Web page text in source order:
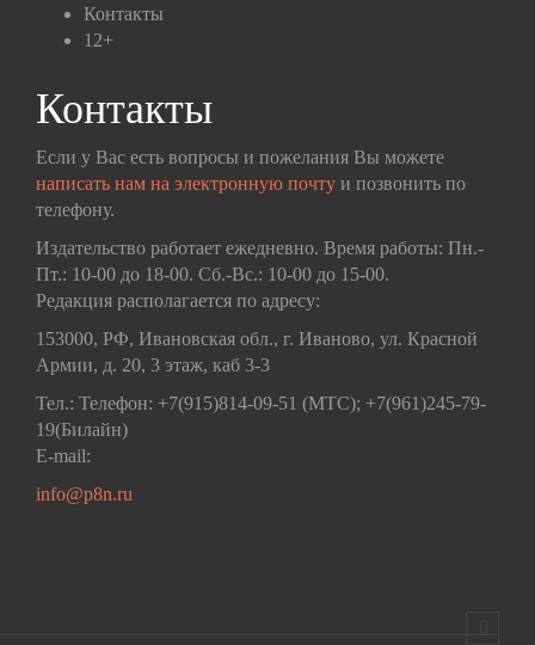
Контакты
12+
Контакты
Если у Вас есть вопросы и пожелания Вы можете
написать нам на электронную почту и позвонить по
телефону.
Издательство работает ежедневно. Время работы: Пн.-
Пт.: 10-00 до 18-00. Сб.-Вс.: 10-00 до 15-00.
Редакция располагается по адресу:
153000, РФ, Ивановская обл., г. Иваново, ул. Красной
Армии, д. 20, 3 этаж, каб 3-3
Тел.: Телефон: +7(915)814-09-51 (МТС); +7(961)245-79-
19(Билайн)
E-mail:
info@p8n.ru